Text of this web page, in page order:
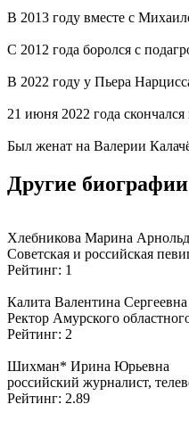
В 2013 году вместе с
С 2012 года боролся с
В 2022 году у Пьера
21 июня 2022 года
Был женат на Валерии
Другие биографии
Хлебникова Марина
Советская и российская
Рейтинг: 1
Калита Валентина Сергеевна
Ректор Амурского
Рейтинг: 2
Шихман* Ирина Юрьевна
российский журналист,
Рейтинг: 2.89